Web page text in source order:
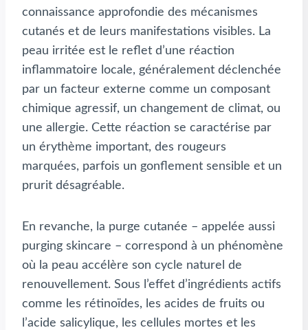
connaissance approfondie des mécanismes
cutanés et de leurs manifestations visibles. La
peau irritée est le reflet d’une réaction
inflammatoire locale, généralement déclenchée
par un facteur externe comme un composant
chimique agressif, un changement de climat, ou
une allergie. Cette réaction se caractérise par
un érythème important, des rougeurs
marquées, parfois un gonflement sensible et un
prurit désagréable.
En revanche, la purge cutanée – appelée aussi
purging skincare – correspond à un phénomène
où la peau accélère son cycle naturel de
renouvellement. Sous l’effet d’ingrédients actifs
comme les rétinoïdes, les acides de fruits ou
l’acide salicylique, les cellules mortes et les